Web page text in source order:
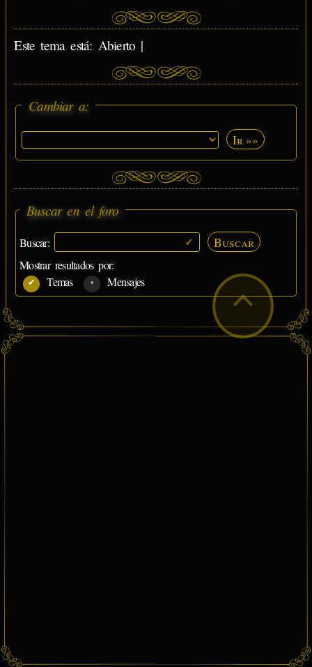
Este tema está: Abierto |
Cambiar a:
Ir »»
Buscar en el foro
Buscar: Buscar
Mostrar resultados por:
Temas
Mensajes